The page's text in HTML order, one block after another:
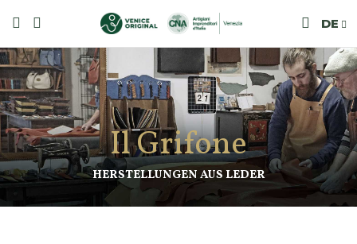
DE
Il Grifone
HERSTELLUNGEN AUS LEDER